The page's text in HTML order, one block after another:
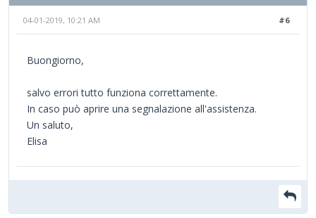
#6
04-01-2019, 10:21 AM
Buongiorno,
salvo errori tutto funziona correttamente.
In caso può aprire una segnalazione all'assistenza.
Un saluto,
Elisa